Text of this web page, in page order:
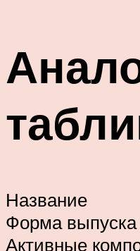
Название
Форма выпуска
Активные